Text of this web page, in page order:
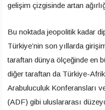
gelişim çizgisinde artan
Bu noktada jeopolitik kadar
Türkiye’nin son yıllarda
taraftan dünya ölçeğinde en
diğer taraftan da Türkiye-
Arabuluculuk Konferansları
(ADF) gibi uluslararası